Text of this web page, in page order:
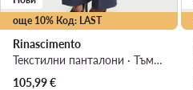
още 10% Код: LAST
Rinascimento
Текстилни панталони · Тъмносин · Regular Fit
105,99€